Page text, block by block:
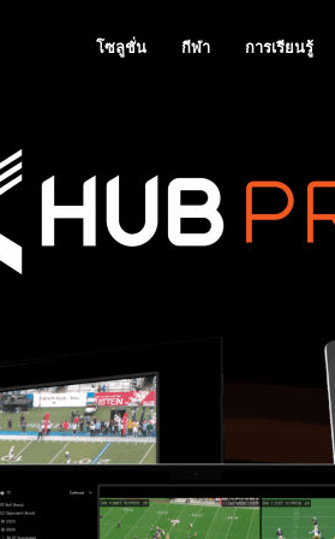
โซลูชั่น กีฬา การเรียนรู้